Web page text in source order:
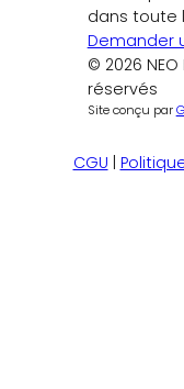
dans toute
Demander
© 2026
réservés
Site conçu par
CGU